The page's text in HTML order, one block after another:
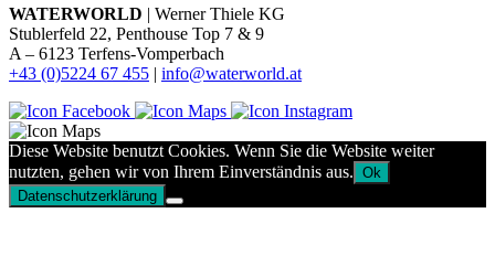
WATERWORLD | Werner Thiele KG
Stublerfeld 22, Penthouse Top 7 & 9
A – 6123 Terfens-Vomperbach
+43 (0)5224 67 455 | info@waterworld.at
Diese Website benutzt Cookies. Wenn Sie die Website weiter
nutzten, gehen wir von Ihrem Einverständnis aus. Ok
Datenschutzerklärung